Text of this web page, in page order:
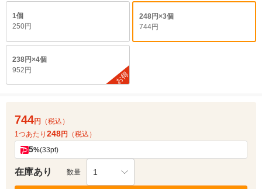
1個
250円
248円×3個
744円
238円×4個
952円
お得
744円
（税込）
1つあたり 248円 （税込）
5%(33pt)
在庫あり 数量 1